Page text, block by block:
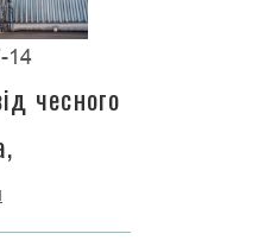
14
чесного